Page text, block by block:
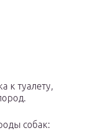
к туалету,
собак: